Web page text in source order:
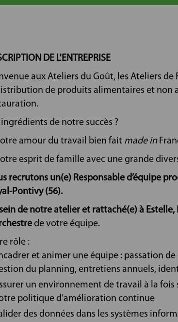
DE L'ENTREPRISE
aux Ateliers du Goût, les Ateliers
de produits alimentaires et non
ingrédients de notre succès ?
amour du travail bien fait made in
esprit de famille avec une grande
recrutons un(e) Responsable d’équipe
Pontivy (56).
de notre atelier et rattaché(e) à Estelle,
de votre équipe.
rôle :
et animer une équipe : passation
du planning, entretiens annuels,
un environnement de travail à la
politique d’amélioration continue
des données dans les systèmes